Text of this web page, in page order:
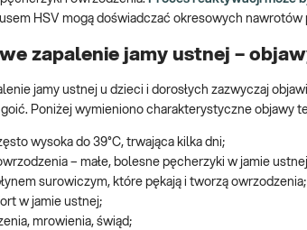
HSV mogą doświadczać okresowych nawrotów
zapalenie jamy ustnej –
jamy ustnej u dzieci i dorosłych zazwyczaj
goić. Poniżej wymieniono charakterystyczne objawy
wysoka do 39°C, trwająca kilka dni;
– małe, bolesne pęcherzyki w jamie
surowiczym, które pękają i tworzą owrzodzenia;
w jamie ustnej;
mrowienia, świąd;